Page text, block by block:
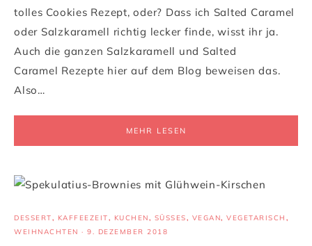
tolles Cookies Rezept, oder? Dass ich Salted Caramel
oder Salzkaramell richtig lecker finde, wisst ihr ja.
Auch die ganzen Salzkaramell und Salted
Caramel Rezepte hier auf dem Blog beweisen das.
Also…
MEHR LESEN
DESSERT, KAFFEEZEIT, KUCHEN, SÜSSES , VEGAN, VEGETARISCH ,
WEIHNACHTEN · 9. DEZEMBER 2018